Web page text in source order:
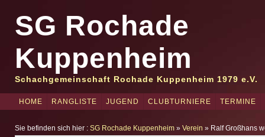
SG Rochade
Kuppenheim
Schachgemeinschaft Rochade Kuppenheim 1979 e.V.
HOME RANGLISTE JUGEND CLUBTURNIERE TERMINE
Sie befinden sich hier : SG Rochade Kuppenheim» Verein » Ralf Großhans